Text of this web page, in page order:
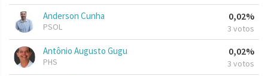
Anderson Cunha
PSOL
0,02%
3 votos
Antônio Augusto Gugu
PHS
0,02%
3 votos